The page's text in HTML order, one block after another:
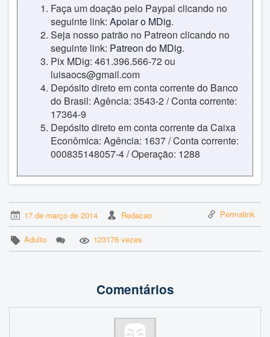
Faça um doação pelo Paypal clicando no
seguinte link: Apoiar o MDig.
Seja nosso patrão no Patreon clicando no
seguinte link: Patreon do MDig.
Pix MDig: 461.396.566-72 ou
luisaocs@gmail.com
Depósito direto em conta corrente do Banco
do Brasil: Agência: 3543-2 / Conta corrente:
17364-9
Depósito direto em conta corrente da Caixa
Econômica: Agência: 1637 / Conta corrente:
000835148057-4 / Operação: 1288
17 de março de 2014 Redacao Permalink
Adulto 123178 vezes
Comentários